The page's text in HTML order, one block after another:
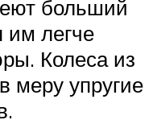
больший
им легче
Колеса из
меру упругие